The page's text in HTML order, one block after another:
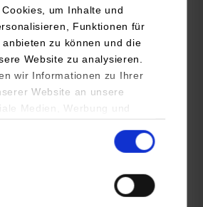
um Inhalte und
Funktionen für
zu können und die
Website zu analysieren.
wir Informationen zu Ihrer
Website an unsere
Medien, Werbung und
Maps) führen diese
die Sie ihnen bereitgestellt
sie im Rahmen Ihrer Nutzung
KG
karriere/duales-studium/